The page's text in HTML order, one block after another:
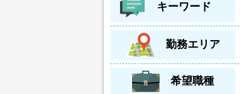
キーワード
勤務エリア
希望職種